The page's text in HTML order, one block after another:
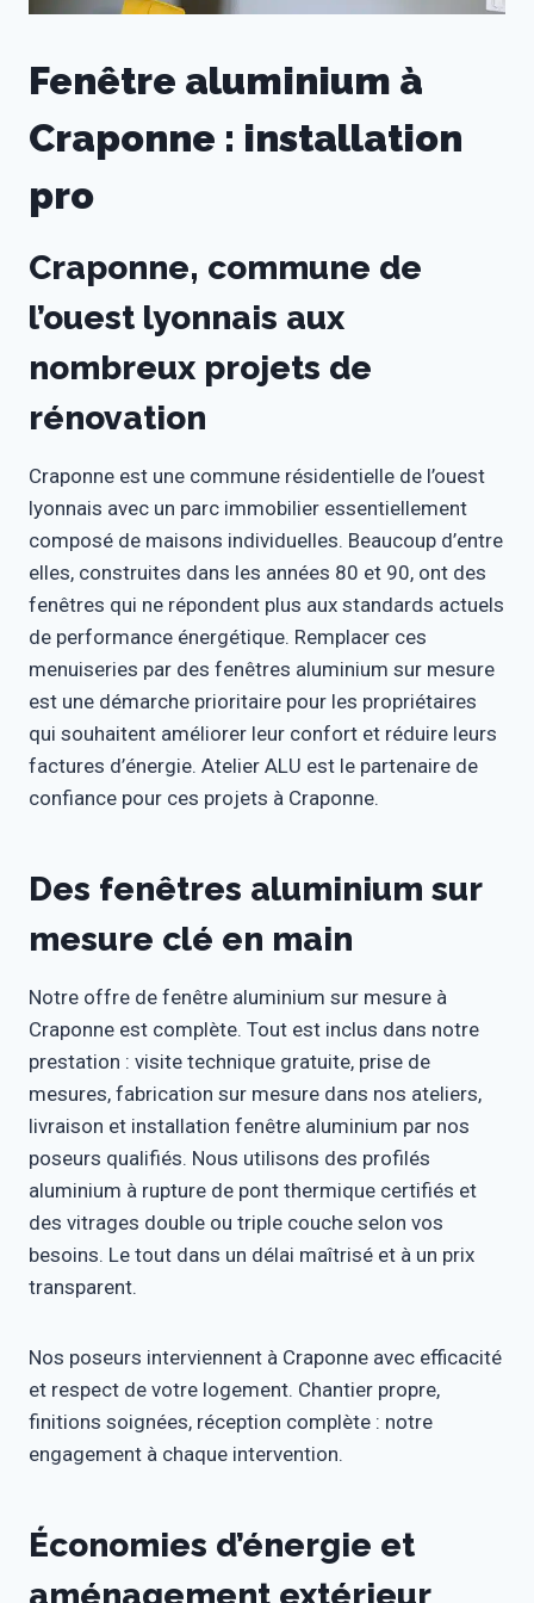
Fenêtre aluminium à
Craponne : installation
pro
Craponne, commune de
l’ouest lyonnais aux
nombreux projets de
rénovation
Craponne est une commune résidentielle de l’ouest
lyonnais avec un parc immobilier essentiellement
composé de maisons individuelles. Beaucoup d’entre
elles, construites dans les années 80 et 90, ont des
fenêtres qui ne répondent plus aux standards actuels
de performance énergétique. Remplacer ces
menuiseries par des fenêtres aluminium sur mesure
est une démarche prioritaire pour les propriétaires
qui souhaitent améliorer leur confort et réduire leurs
factures d’énergie. Atelier ALU est le partenaire de
confiance pour ces projets à Craponne.
Des fenêtres aluminium sur
mesure clé en main
Notre offre de fenêtre aluminium sur mesure à
Craponne est complète. Tout est inclus dans notre
prestation : visite technique gratuite, prise de
mesures, fabrication sur mesure dans nos ateliers,
livraison et installation fenêtre aluminium par nos
poseurs qualifiés. Nous utilisons des profilés
aluminium à rupture de pont thermique certifiés et
des vitrages double ou triple couche selon vos
besoins. Le tout dans un délai maîtrisé et à un prix
transparent.
Nos poseurs interviennent à Craponne avec efficacité
et respect de votre logement. Chantier propre,
finitions soignées, réception complète : notre
engagement à chaque intervention.
Économies d’énergie et